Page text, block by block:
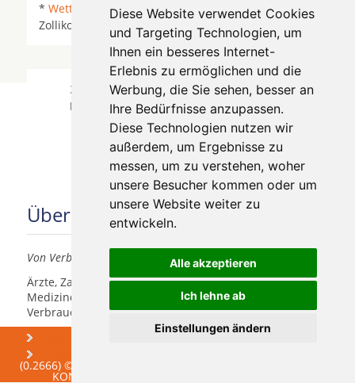
Diese Website verwendet Cookies
und Targeting Technologien, um
Ihnen ein besseres Internet-
Erlebnis zu ermöglichen und die
Werbung, die Sie sehen, besser an
Ihre Bedürfnisse anzupassen.
Diese Technologien nutzen wir
außerdem, um Ergebnisse zu
messen, um zu verstehen, woher
unsere Besucher kommen oder um
unsere Website weiter zu
entwickeln.
Alle akzeptieren
Ich lehne ab
Einstellungen ändern
* Wettswil Zollikerberg*Zollikon* Zollikon Dorf *
Zollikon Station * Zumikon * Zurich * Zürich
Zahnärzte für Zahnimplantete in Zürich
Hochschulen wurde am 06 August 2026
aktualisiert.
Über uns
Von Verbrauchern für Verbraucher
Ärzte, Zahnärzte, Akustiker und andere
Medizindienstleister haben hier die Möglichkeit, sich
Verbrauchern vorzustellen.
Praxismarketing
(0.2666) © 2004 - 2026 DEV AG - Alle Rechte vorbehalten
KONTAKT